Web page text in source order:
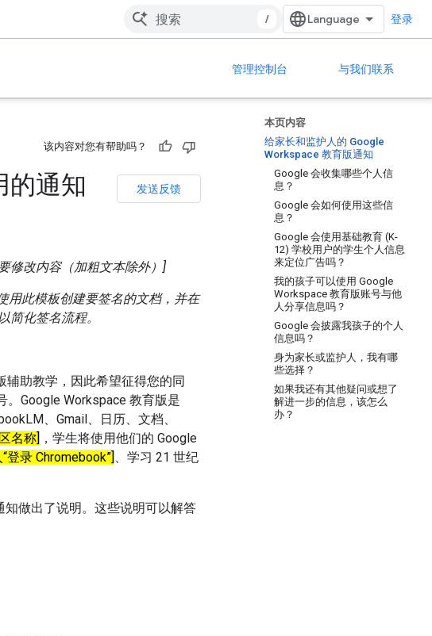
/ 登录
管理控制台 与我们联系
本页内容
给家长和监护人的 Google
Workspace 教育版通知
Google 会收集哪些个人信
息？
Google 会如何使用这些信
息？
Google 会使用基础教育 (K-
12) 学校用户的学生个人信息
来定位广告吗？
我的孩子可以使用 Google
Workspace 教育版账号与他
人分享信息吗？
Google 会披露我孩子的个人
信息吗？
身为家长或监护人，我有哪
些选择？
如果我还有其他疑问或想了
解进一步的信息，该怎么
办？
该内容对您有帮助吗？
发送反馈
的通知
修改内容（加粗文本除外）]
用此模板创建要签名的文档，并在
简化签名流程。
辅助教学，因此希望征得您的同
Google Workspace 教育版是
、Gmail、日历、文档、
名称] ，学生将使用他们的 Google
登录 Chromebook”] 、学习 21 世纪
做出了说明。这些说明可以解答